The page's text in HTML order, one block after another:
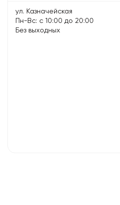
ул. Казначейская
Пн-Вс: с 10:00 до 20:00
Без выходных